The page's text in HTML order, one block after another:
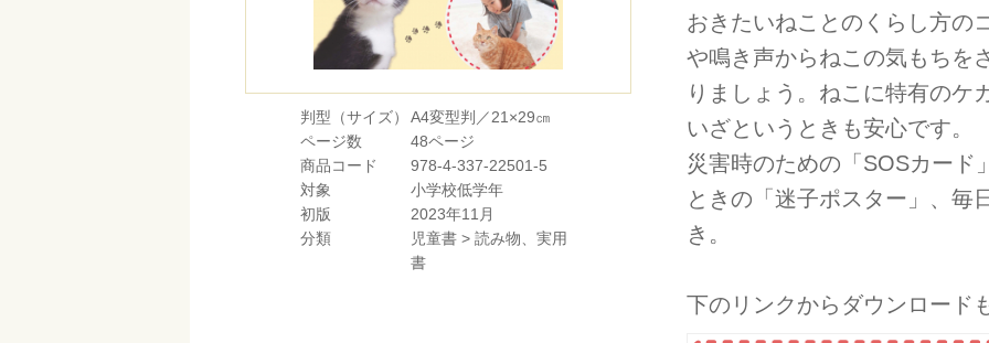
おきたいねことのくらし方の
や鳴き声からねこの気もちを
りましょう。ねこに特有のケ
いざというときも安心です。
災害時のための「SOSカード
ときの「迷子ポスター」、毎
き。
下のリンクからダウンロード
判型（サイズ）
A4変型判／21×29㎝
ページ数
48ページ
商品コード
978-4-337-22501-5
対象
小学校低学年
初版
2023年11月
分類
児童書 > 読み物
実用
書